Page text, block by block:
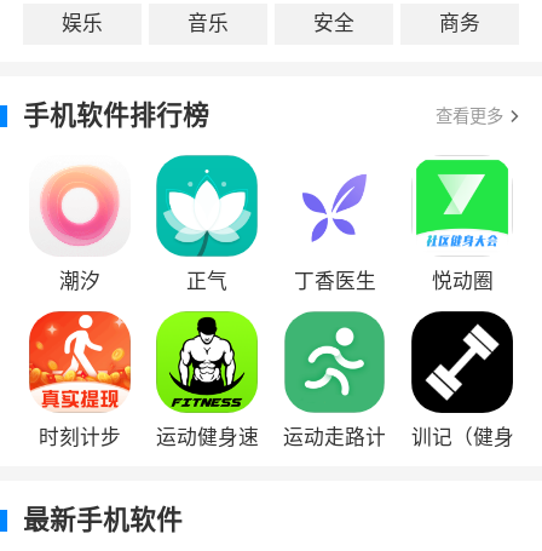
娱乐
音乐 安全 商务
手机软件排行榜 查看更多
潮汐 正气 丁香医生 悦动圈
时刻计步
运动健身速
运动走路计
训记（健身
最新手机软件